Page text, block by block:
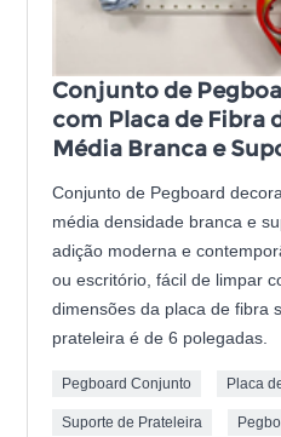
Conjunto de
com Placa de Fibra
Média Branca e
Conjunto de Pegboard
média densidade branca e
adição moderna e
ou escritório, fácil de limpar
dimensões da placa de fibra
prateleira é de 6 polegadas.
Pegboard Conjunto Placa
Suporte de Prateleira